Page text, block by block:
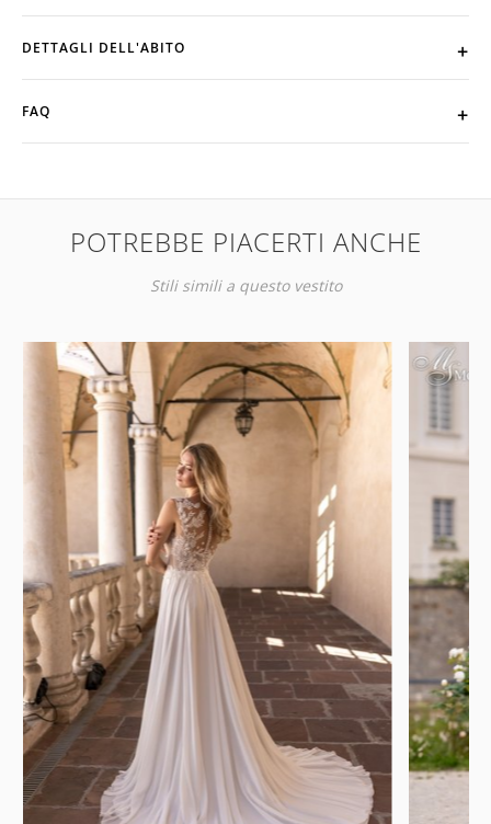
DETTAGLI DELL'ABITO
FAQ
POTREBBE PIACERTI ANCHE
Stili simili a questo vestito